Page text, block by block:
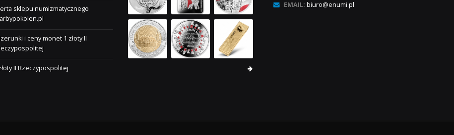
sklepu numizmatycznego
i ceny monet 1 złoty II
II Rzeczypospolitej
EMAIL: biuro@enumi.pl